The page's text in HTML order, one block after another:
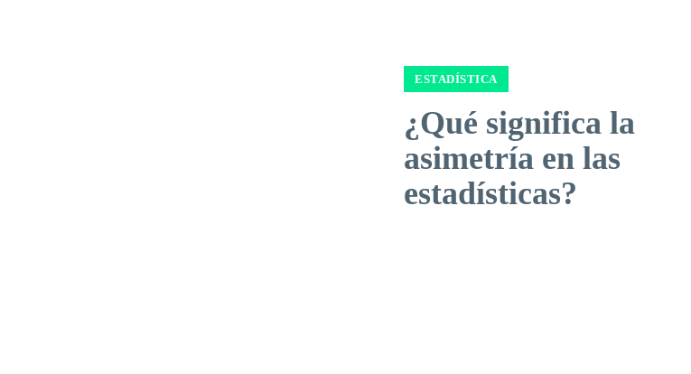
ESTADÍSTICA
¿Qué significa la
asimetría en las
estadísticas?